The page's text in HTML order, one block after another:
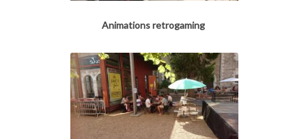
Animations retrogaming